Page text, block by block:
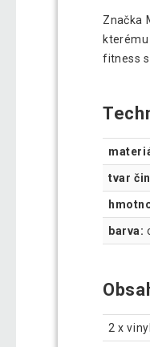
Značka
fitness s
tvar
barva:
2 x